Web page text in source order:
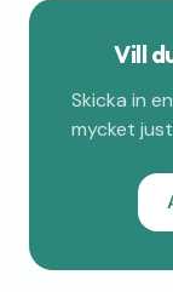
Vill
Skicka in
mycket